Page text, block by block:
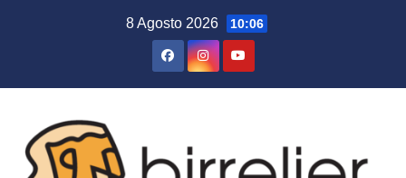
8 Agosto 2026 10:06